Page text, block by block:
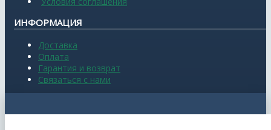
ИНФОРМАЦИЯ
Доставка
Оплата
Гарантия и возврат
Связаться с нами